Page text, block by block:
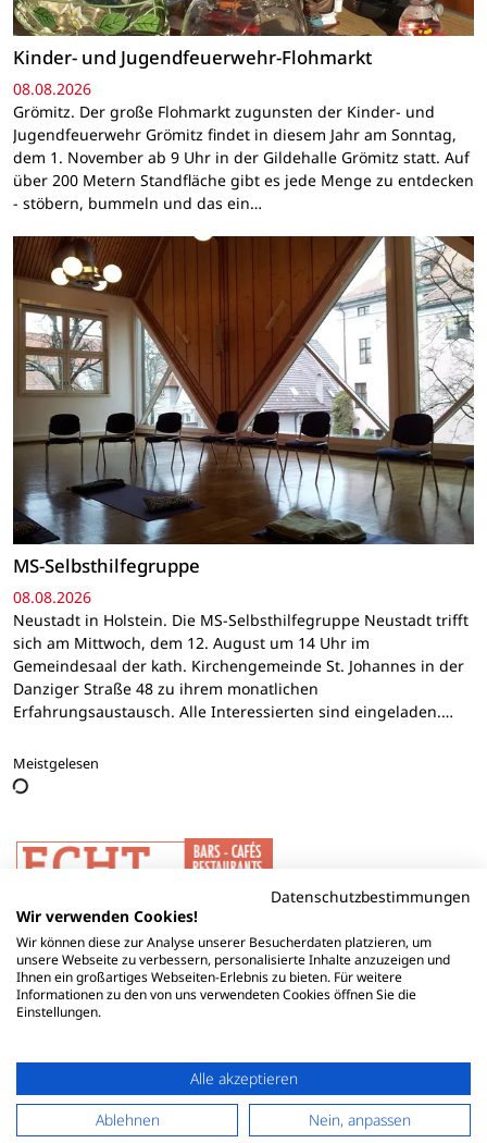
Kinder- und Jugendfeuerwehr-Flohmarkt
08.08.2026
Grömitz. Der große Flohmarkt zugunsten der Kinder- und
Jugendfeuerwehr Grömitz findet in diesem Jahr am Sonntag,
dem 1. November ab 9 Uhr in der Gildehalle Grömitz statt. Auf
über 200 Metern Standfläche gibt es jede Menge zu entdecken
- stöbern, bummeln und das ein…
MS-Selbsthilfegruppe
08.08.2026
Neustadt in Holstein. Die MS-Selbsthilfegruppe Neustadt trifft
sich am Mittwoch, dem 12. August um 14 Uhr im
Gemeindesaal der kath. Kirchengemeinde St. Johannes in der
Danziger Straße 48 zu ihrem monatlichen
Erfahrungsaustausch. Alle Interessierten sind eingeladen.…
Meistgelesen
Datenschutzbestimmungen
Wir verwenden Cookies!
Wir können diese zur Analyse unserer Besucherdaten platzieren, um
unsere Webseite zu verbessern, personalisierte Inhalte anzuzeigen und
Ihnen ein großartiges Webseiten-Erlebnis zu bieten. Für weitere
Informationen zu den von uns verwendeten Cookies öffnen Sie die
Einstellungen.
Alle akzeptieren
Ablehnen
Nein, anpassen